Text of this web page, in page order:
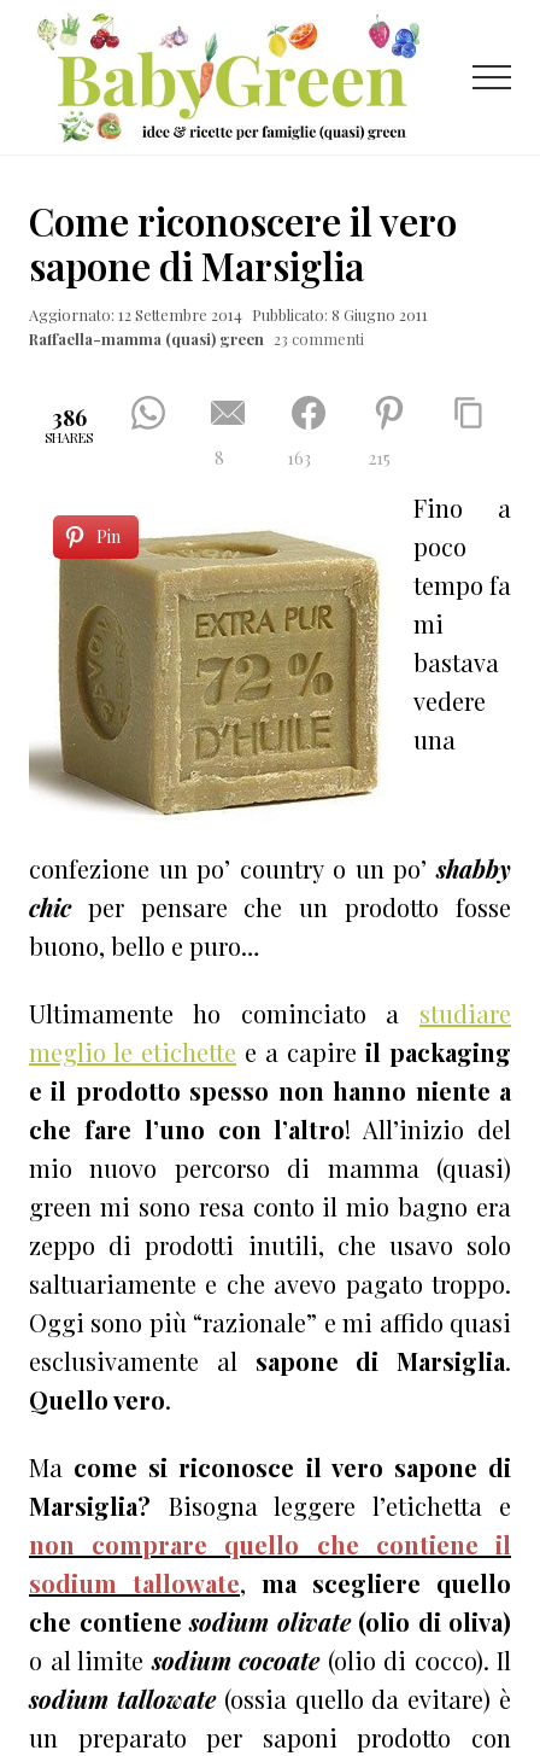
Menu
Passa
contenuto
principale
Passa
laterale
primaria
Passa
ricette
per
famiglie
Menu
Come riconoscere il vero
sapone di Marsiglia
Aggiornato: 12 Settembre 2014 Pubblicato: 8 Giugno 2011
Raffaella-mamma (quasi) green 23 commenti
386
SHARES
8 163 215
Pin
Fino a
poco
tempo fa
mi
bastava
vedere
una
confezione un po’ country o un po’shabby
chicper pensare che un prodotto fosse
buono, bello e puro…
Ultimamente ho cominciato a studiare
meglio le etichette e a capire il packaging
e il prodotto spesso non hanno niente a
che fare l’uno con l’altro! All’inizio del
mio nuovo percorso di mamma (quasi)
green mi sono resa conto il mio bagno era
zeppo di prodotti inutili, che usavo solo
saltuariamente e che avevo pagato troppo.
Oggi sono più “razionale” e mi affido quasi
esclusivamente al sapone di Marsiglia.
Quello vero.
Ma come siriconosce il vero sapone di
Marsiglia? Bisogna leggere l’etichetta e
non comprare quello che contiene il
sodium tallowate, ma scegliere quello
che contienesodium olivate(olio di oliva)
o al limitesodium cocoate(olio di cocco). Il
sodium tallowate(ossia quello da evitare) è
un preparato per saponi prodotto con